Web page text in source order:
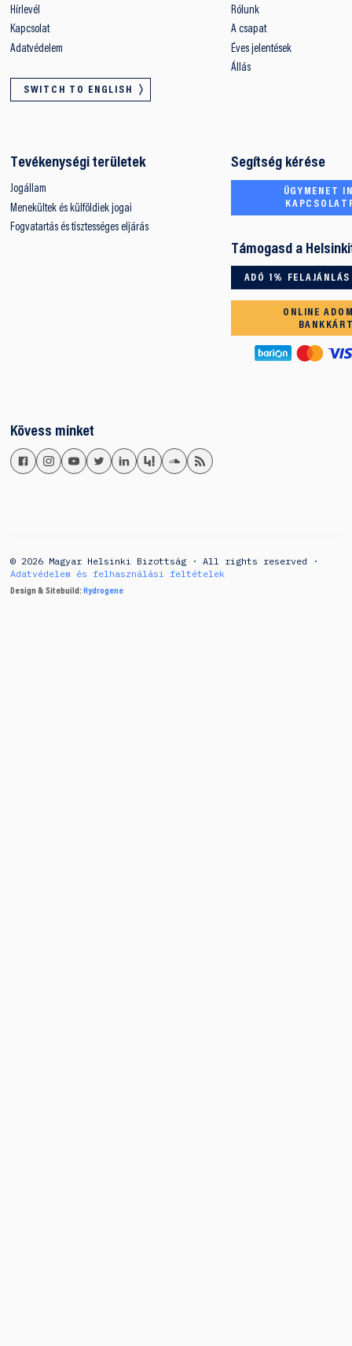
Hírlevél
Kapcsolat
Adatvédelem
SWITCH TO ENGLISH
Rólunk
A csapat
Éves jelentések
Állás
Tevékenységi területek
Jogállam
Menekültek és külföldiek jogai
Fogvatartás és tisztességes eljárás
Segítség kérése
ÜGYMENET
Támogasd a
ADÓ 1% FELAJÁNLÁS
ONLINE
Kövess minket
© 2026 Magyar Helsinki Bizottság · All rights reserved ·
Adatvédelem és felhasználási feltételek
Design & Sitebuild: Hydrogene